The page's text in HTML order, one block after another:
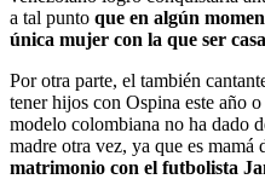
a tal punto que en algún
única mujer con la que ser
Por otra parte, el también
tener hijos con Ospina este año
modelo colombiana no ha dado
madre otra vez, ya que es mamá
matrimonio con el futbolista